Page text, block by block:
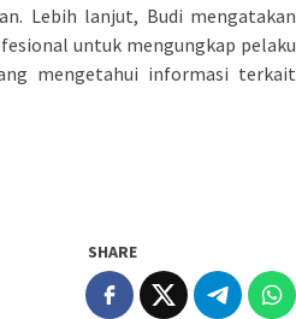
Lebih lanjut, Budi mengatakan
untuk mengungkap pelaku
mengetahui informasi terkait
SHARE